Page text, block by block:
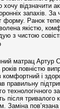
відзначити
запахів.
форму. Ранок
якістю,
з чистою
матрац Артур
повністю
комфортний і
правильну
технологічного
після
Заміна